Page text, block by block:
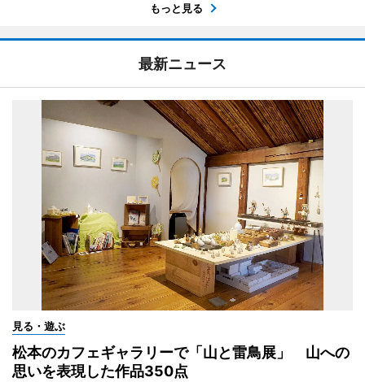
もっと見る
最新ニュース
見る・遊ぶ
松本のカフェギャラリーで「山と雷鳥展」 山への
思いを表現した作品350点